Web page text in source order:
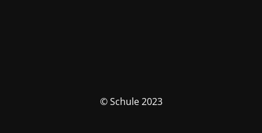
© Schule 2023